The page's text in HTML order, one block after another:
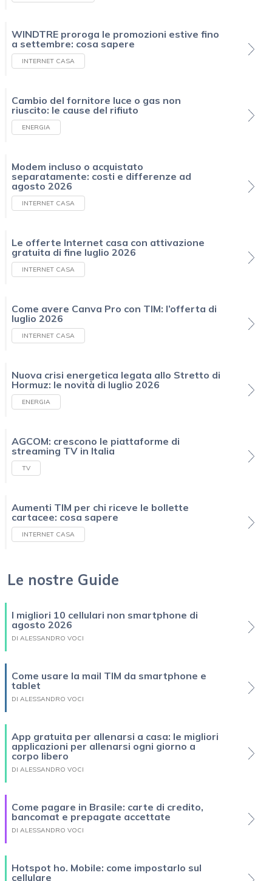
WINDTRE proroga le promozioni estive fino
a settembre: cosa sapere
INTERNET CASA
Cambio del fornitore luce o gas non
riuscito: le cause del rifiuto
ENERGIA
Modem incluso o acquistato
separatamente: costi e differenze ad
agosto 2026
INTERNET CASA
Le offerte Internet casa con attivazione
gratuita di fine luglio 2026
INTERNET CASA
Come avere Canva Pro con TIM: l’offerta di
luglio 2026
INTERNET CASA
Nuova crisi energetica legata allo Stretto di
Hormuz: le novità di luglio 2026
ENERGIA
AGCOM: crescono le piattaforme di
streaming TV in Italia
TV
Aumenti TIM per chi riceve le bollette
cartacee: cosa sapere
INTERNET CASA
Le nostre Guide
I migliori 10 cellulari non smartphone di
agosto 2026
DI ALESSANDRO VOCI
Come usare la mail TIM da smartphone e
tablet
DI ALESSANDRO VOCI
App gratuita per allenarsi a casa: le migliori
applicazioni per allenarsi ogni giorno a
corpo libero
DI ALESSANDRO VOCI
Come pagare in Brasile: carte di credito,
bancomat e prepagate accettate
DI ALESSANDRO VOCI
Hotspot ho. Mobile: come impostarlo sul
cellulare